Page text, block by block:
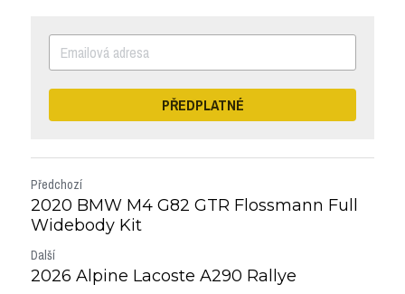
PŘEDPLATNÉ
Předchozí
2020 BMW M4 G82 GTR Flossmann Full
Widebody Kit
Další
2026 Alpine Lacoste A290 Rallye